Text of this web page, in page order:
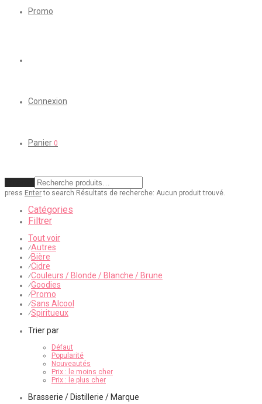
Promo
Connexion
Panier 0
press Enterto search Résultats de recherche: Aucun produit trouvé.
Catégories
Filtrer
Tout voir
⁄Autres
⁄Bière
⁄Cidre
⁄Couleurs / Blonde / Blanche / Brune
⁄Goodies
⁄Promo
⁄Sans Alcool
⁄Spiritueux
Trier par
Défaut
Popularité
Nouveautés
Prix : le moins cher
Prix : le plus cher
Brasserie / Distillerie / Marque